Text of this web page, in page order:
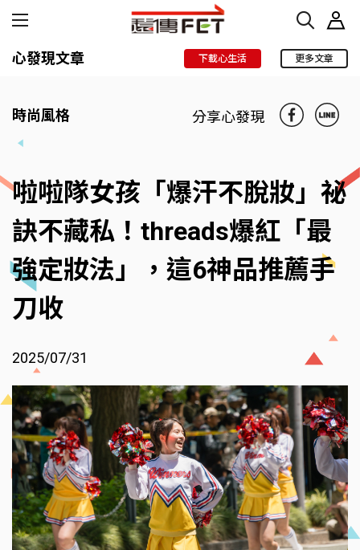
心發現文章 下載心生活 更多文章
時尚風格 分享心發現
啦啦隊女孩「爆汗不脫妝」祕
訣不藏私！threads爆紅「最
強定妝法」，這6神品推薦手
刀收
2025/07/31